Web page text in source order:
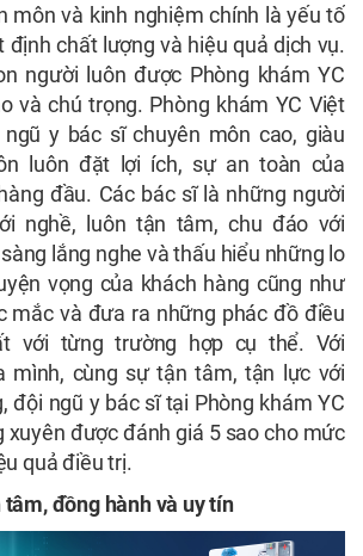
môn và kinh nghiệm chính là yếu tố
định chất lượng và hiệu quả dịch vụ.
người luôn được Phòng khám YC
và chú trọng. Phòng khám YC Việt
y bác sĩ chuyên môn cao, giàu
luôn đặt lợi ích, sự an toàn của
đầu. Các bác sĩ là những người
nghề, luôn tận tâm, chu đáo với
lắng nghe và thấu hiểu những lo
vọng của khách hàng cũng như
mắc và đưa ra những phác đồ điều
với từng trường hợp cụ thể. Với
mình, cùng sự tận tâm, tận lực với
đội ngũ y bác sĩ tại Phòng khám YC
xuyên được đánh giá 5 sao cho mức
quả điều trị.
đồng hành và uy tín